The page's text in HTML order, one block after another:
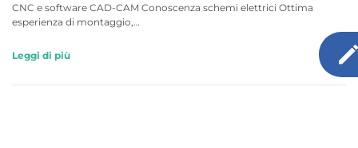
CNC e software CAD-CAM Conoscenza schemi elettrici Ottima
esperienza di montaggio,…
Leggi di più